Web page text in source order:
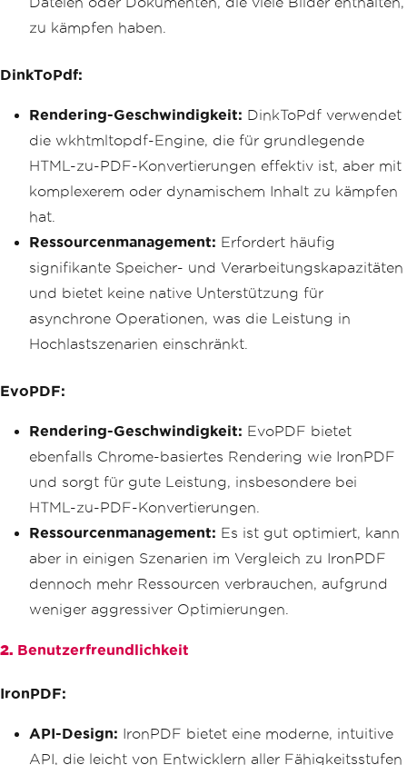
zu kämpfen haben.
DinkToPdf:
Rendering-Geschwindigkeit: DinkToPdf verwendet
die wkhtmltopdf-Engine, die für grundlegende
HTML-zu-PDF-Konvertierungen effektiv ist, aber mit
komplexerem oder dynamischem Inhalt zu kämpfen
hat.
Ressourcenmanagement: Erfordert häufig
signifikante Speicher- und Verarbeitungskapazitäten
und bietet keine native Unterstützung für
asynchrone Operationen, was die Leistung in
Hochlastszenarien einschränkt.
EvoPDF:
Rendering-Geschwindigkeit: EvoPDF bietet
ebenfalls Chrome-basiertes Rendering wie IronPDF
und sorgt für gute Leistung, insbesondere bei
HTML-zu-PDF-Konvertierungen.
Ressourcenmanagement: Es ist gut optimiert, kann
aber in einigen Szenarien im Vergleich zu IronPDF
dennoch mehr Ressourcen verbrauchen, aufgrund
weniger aggressiver Optimierungen.
2. Benutzerfreundlichkeit
IronPDF:
API-Design: IronPDF bietet eine moderne, intuitive
API, die leicht von Entwicklern aller Fähigkeitsstufen